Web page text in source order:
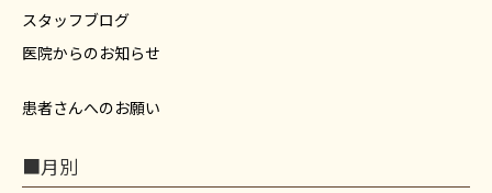
スタッフブログ
医院からのお知らせ
患者さんへのお願い
■月別